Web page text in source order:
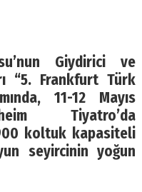
Giydirici ve
“5. Frankfurt Türk
11-12 Mayıs
Tiyatro’da
koltuk kapasiteli
seyircinin yoğun